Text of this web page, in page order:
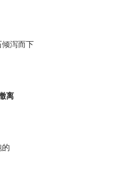
倾泻而下
离
的